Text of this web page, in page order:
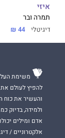
איזי
תמרה ובר
דיגיטלי 44 ₪
משימת העל
להפיץ לעולם
והעשיר את כוח
ולמידה, בדיוק
אדם ומילים
אלקטרוניים /